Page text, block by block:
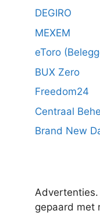
DEGIRO
MEXEM
eToro
BUX Zero
Freedom24
Centraal
Brand New
gepaard met